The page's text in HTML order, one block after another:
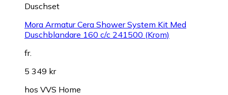
Duschset
Mora Armatur Cera Shower System Kit Med
Duschblandare 160 c/c 241500 (Krom)
fr.
5 349 kr
hos VVS Home